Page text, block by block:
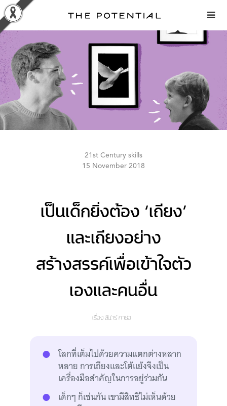
Skip
to
content
21st Century skills
15 November 2018
เป็นเด็กยิ่งต้อง ‘เถียง’
และเถียงอย่าง
สร้างสรรค์เพื่อเข้าใจตัว
เองและคนอื่น
เรื่อง ลีน่าร์ กาซอ
โลกที่เต็มไปด้วยความแตกต่างหลาก
หลาย การเถียงและโต้แย้งจึงเป็น
เครื่องมือสำคัญในการอยู่ร่วมกัน
เด็กๆ ก็เช่นกัน เขามีสิทธิไม่เห็นด้วย